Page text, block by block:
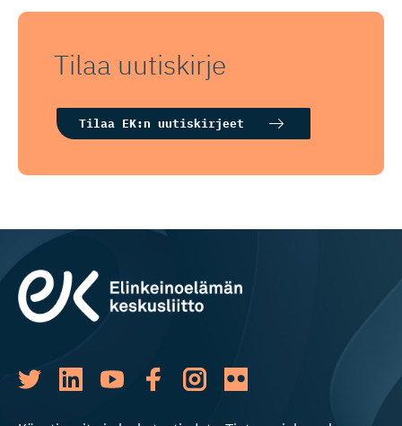
Tilaa uutiskirje
Tilaa EK:n uutiskirjeet